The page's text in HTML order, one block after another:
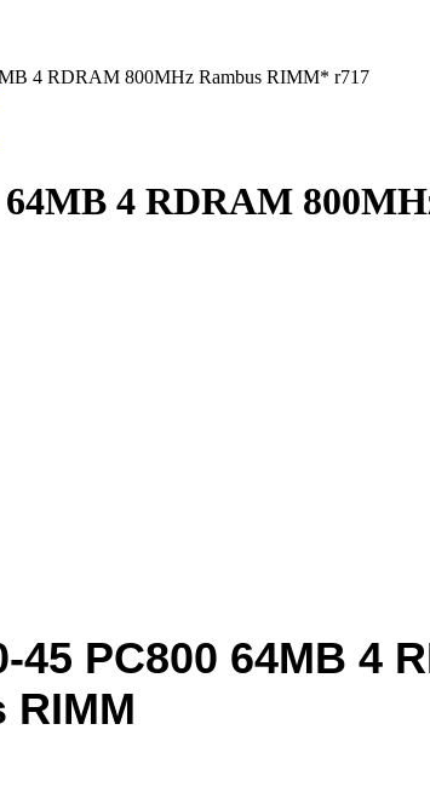
4 RDRAM 800MHz Rambus RIMM* r717
64MB 4 RDRAM
PC800 64MB 4
RIMM